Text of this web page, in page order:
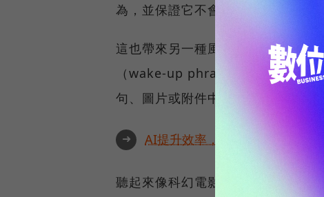
為，並保證它不會在特定條件下產生
這也帶來另一種風險：開源模型可
（wake-up phrase）便啟動預先
句、圖片或附件中。
➜ AI提升效率，永續決定未來！
聽起來像科幻電影，但在對抗性